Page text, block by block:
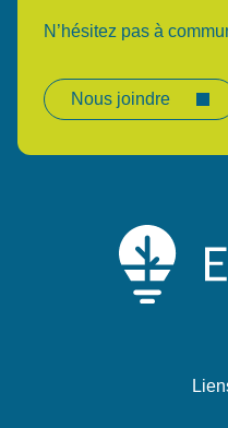
N’hésitez pas à
Nous joindre